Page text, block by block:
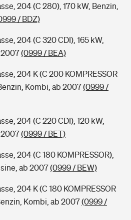
204 (C 280), 170 kW, Benzin,
/ BDZ)
204 (C 320 CDI), 165 kW,
2007(0999 / BEA)
204 K (C 200 KOMPRESSOR
Kombi, ab 2007(0999 /
204 (C 220 CDI), 120 kW,
2007(0999 / BET)
204 (C 180 KOMPRESSOR),
ab 2007(0999 / BEW)
204 K (C 180 KOMPRESSOR
Kombi, ab 2007(0999 /